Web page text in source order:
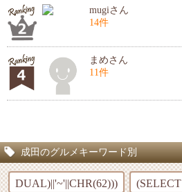
mugiさん
14件
まめさん
11件
成田のグルメキーワード別
DUAL)||'~'||CHR(62))) (SELECT